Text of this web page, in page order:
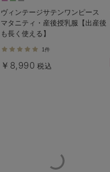
ヴィンテージサテンワンピース
マタニティ・産後授乳服【出産後
も長く使える】
1件
￥8,990 税込